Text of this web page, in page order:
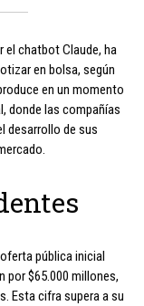
el chatbot Claude, ha
en bolsa, según
en un momento
donde las compañías
desarrollo de sus
pública inicial
por $65.000 millones,
Esta cifra supera a su